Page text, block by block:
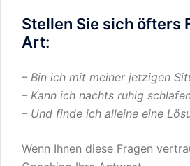
Stellen Sie sich öfters
Art:
– Bin ich mit meiner jetzigen
– Kann ich nachts ruhig
– Und finde ich alleine eine
Wenn Ihnen diese Fragen